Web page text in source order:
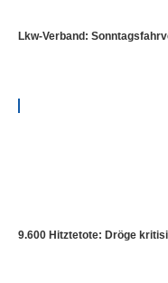
Lkw-Verband:
9.600 Hitztetote: Dröge